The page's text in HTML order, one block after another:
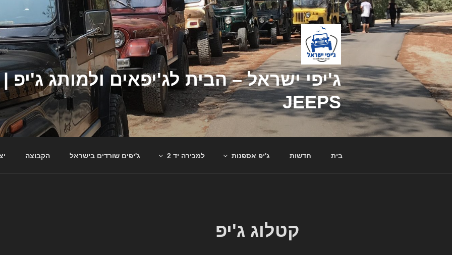
דילוג
לתוכן
JEEPS
בית חדשות ג'יפ אספנות למכירה יד 2 ג'יפים שורדים בישראל הקבוצה
קטלוג ג'יפ